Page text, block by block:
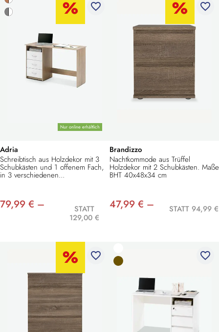
Nur online erhältlich
favorite_border
Adria
Schreibtisch aus Holzdekor mit 3
Schubkästen und 1 offenem Fach,
in 3 verschiedenen...
79,99 € –
STATT
129,00 €
favorite_border
Brandizzo
Nachtkommode aus Trüffel
Holzdekor mit 2 Schubkästen. Maße
BHT 40x48x34 cm
47,99 € – STATT 94,99 €
favorite_border favorite_border